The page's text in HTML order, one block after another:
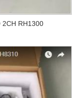
2CH RH1300